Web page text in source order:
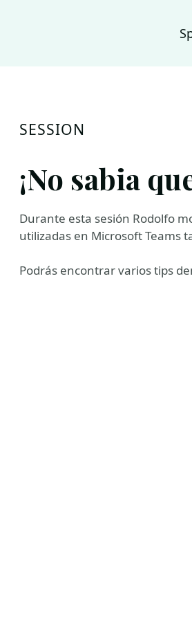
SESSION
¡No sabia
Durante esta sesión Rodolfo
utilizadas en Microsoft Teams
Podrás encontrar varios tips